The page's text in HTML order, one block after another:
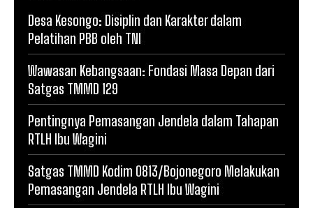
Desa Kesongo: Disiplin dan Karakter dalam
Pelatihan PBB oleh TNI
Wawasan Kebangsaan: Fondasi Masa Depan dari
Satgas TMMD 129
Pentingnya Pemasangan Jendela dalam Tahapan
RTLH Ibu Wagini
Satgas TMMD Kodim 0813/Bojonegoro Melakukan
Pemasangan Jendela RTLH Ibu Wagini